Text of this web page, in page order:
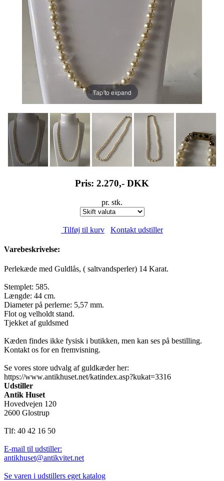
Tap to expand
Pris: 2.270,- DKK
pr. stk.
Tilføj til kurv Kontakt udstiller
Varebeskrivelse:
Perlekæde med Guldlås, ( saltvandsperler) 14 Karat.
Stemplet: 585.
Længde: 44 cm.
Diameter på perlerne: 5,57 mm.
Flot og velholdt stand.
Tjekket af guldsmed
Kæden findes ikke fysisk i butikken, men kan ses på bestilling.
Kontakt os for en fremvisning.
Se vores store udvalg af guldkæder her:
https://www.antikhuset.net/katindex.asp?kukat=3316
Udstiller
Antik Huset
Hovedvejen 120
2600 Glostrup
Tlf: 40 42 16 50
E-mail til udstiller:
antikhuset@antikvitet.net
Se varen i udstillers eget katalog